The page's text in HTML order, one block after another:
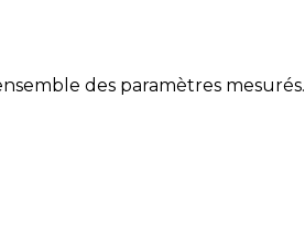
des paramètres mesurés.